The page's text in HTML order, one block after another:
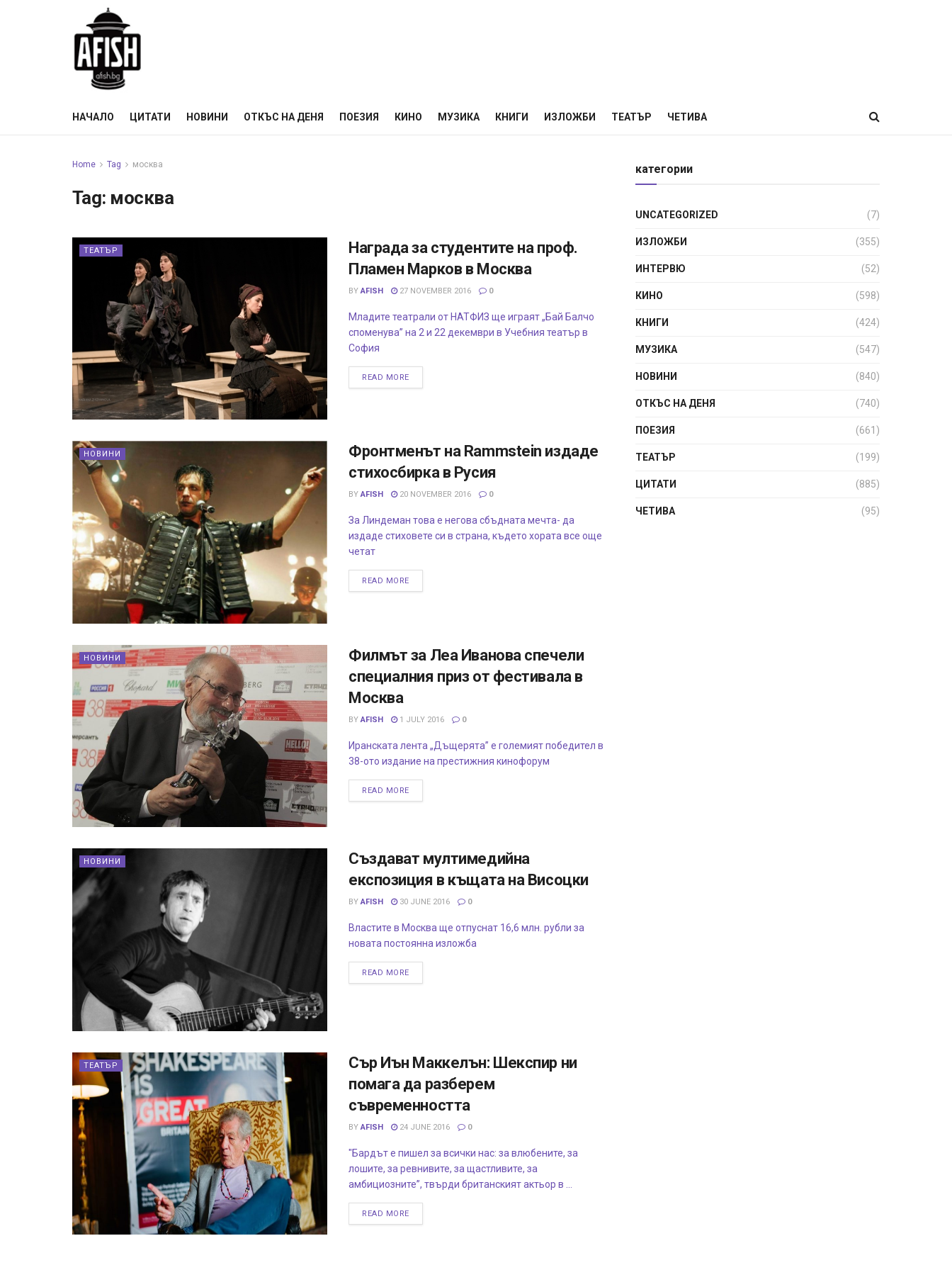
НАЧАЛО ЦИТАТИ НОВИНИ ОТКЪС НА ДЕНЯ ПОЕЗИЯ КИНО МУЗИКА КНИГИ ИЗЛОЖБИ ТЕАТЪР ЧЕТИВА
Home Tag москва
Tag: москва
ТЕАТЪР
Награда за студентите на проф.
Пламен Марков в Москва
BY AFISH 27 NOVEMBER 2016 0
Младите театрали от НАТФИЗ ще играят „Бай Балчо
споменува” на 2 и 22 декември в Учебния театър в
София
READ MORE
НОВИНИ
Фронтменът на Rammstein издаде
стихосбирка в Русия
BY AFISH 20 NOVEMBER 2016 0
За Линдеман това е негова сбъдната мечта- да
издаде стиховете си в страна, където хората все още
четат
READ MORE
НОВИНИ
Филмът за Леа Иванова спечели
специалния приз от фестивала в
Москва
BY AFISH 1 JULY 2016 0
Иранската лента „Дъщерята” е големият победител в
38-ото издание на престижния кинофорум
READ MORE
НОВИНИ
Създават мултимедийна
експозиция в къщата на Висоцки
BY AFISH 30 JUNE 2016 0
Властите в Москва ще отпуснат 16,6 млн. рубли за
новата постоянна изложба
READ MORE
ТЕАТЪР
Сър Иън Маккелън: Шекспир ни
помага да разберем
съвременността
BY AFISH 24 JUNE 2016 0
"Бардът е пишел за всички нас: за влюбените, за
лошите, за ревнивите, за щастливите, за
амбициозните”, твърди британският актьор в ...
READ MORE
категории
UNCATEGORIZED (7)
ИЗЛОЖБИ (355)
ИНТЕРВЮ (52)
КИНО (598)
КНИГИ (424)
МУЗИКА (547)
НОВИНИ (840)
ОТКЪС НА ДЕНЯ (740)
ПОЕЗИЯ (661)
ТЕАТЪР (199)
ЦИТАТИ (885)
ЧЕТИВА (95)